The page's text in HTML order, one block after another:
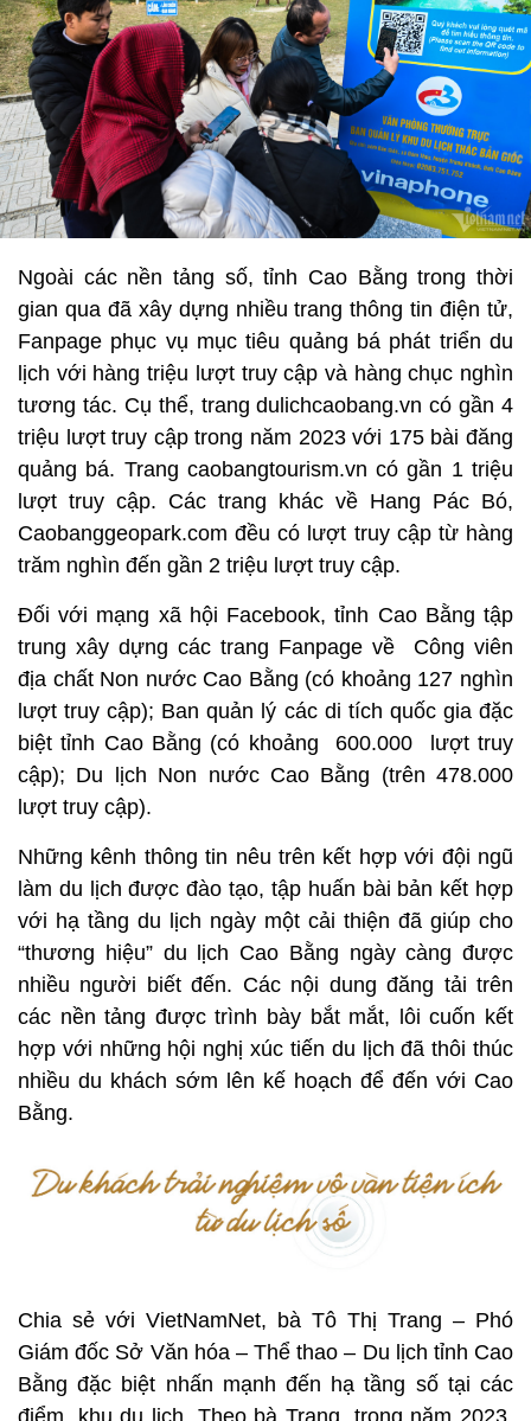
Ngoài các nền tảng số, tỉnh Cao Bằng trong thời
gian qua đã xây dựng nhiều trang thông tin điện tử,
Fanpage phục vụ mục tiêu quảng bá phát triển du
lịch với hàng triệu lượt truy cập và hàng chục nghìn
tương tác. Cụ thể, trang dulichcaobang.vn có gần 4
triệu lượt truy cập trong năm 2023 với 175 bài đăng
quảng bá. Trang caobangtourism.vn có gần 1 triệu
lượt truy cập. Các trang khác về Hang Pác Bó,
Caobanggeopark.com đều có lượt truy cập từ hàng
trăm nghìn đến gần 2 triệu lượt truy cập.
Đối với mạng xã hội Facebook, tỉnh Cao Bằng tập
trung xây dựng các trang Fanpage về Công viên
địa chất Non nước Cao Bằng (có khoảng 127 nghìn
lượt truy cập); Ban quản lý các di tích quốc gia đặc
biệt tỉnh Cao Bằng (có khoảng 600.000 lượt truy
cập); Du lịch Non nước Cao Bằng (trên 478.000
lượt truy cập).
Những kênh thông tin nêu trên kết hợp với đội ngũ
làm du lịch được đào tạo, tập huấn bài bản kết hợp
với hạ tầng du lịch ngày một cải thiện đã giúp cho
“thương hiệu” du lịch Cao Bằng ngày càng được
nhiều người biết đến. Các nội dung đăng tải trên
các nền tảng được trình bày bắt mắt, lôi cuốn kết
hợp với những hội nghị xúc tiến du lịch đã thôi thúc
nhiều du khách sớm lên kế hoạch để đến với Cao
Bằng.
Chia sẻ với VietNamNet, bà Tô Thị Trang – Phó
Giám đốc Sở Văn hóa – Thể thao – Du lịch tỉnh Cao
Bằng đặc biệt nhấn mạnh đến hạ tầng số tại các
điểm, khu du lịch. Theo bà Trang, trong năm 2023,